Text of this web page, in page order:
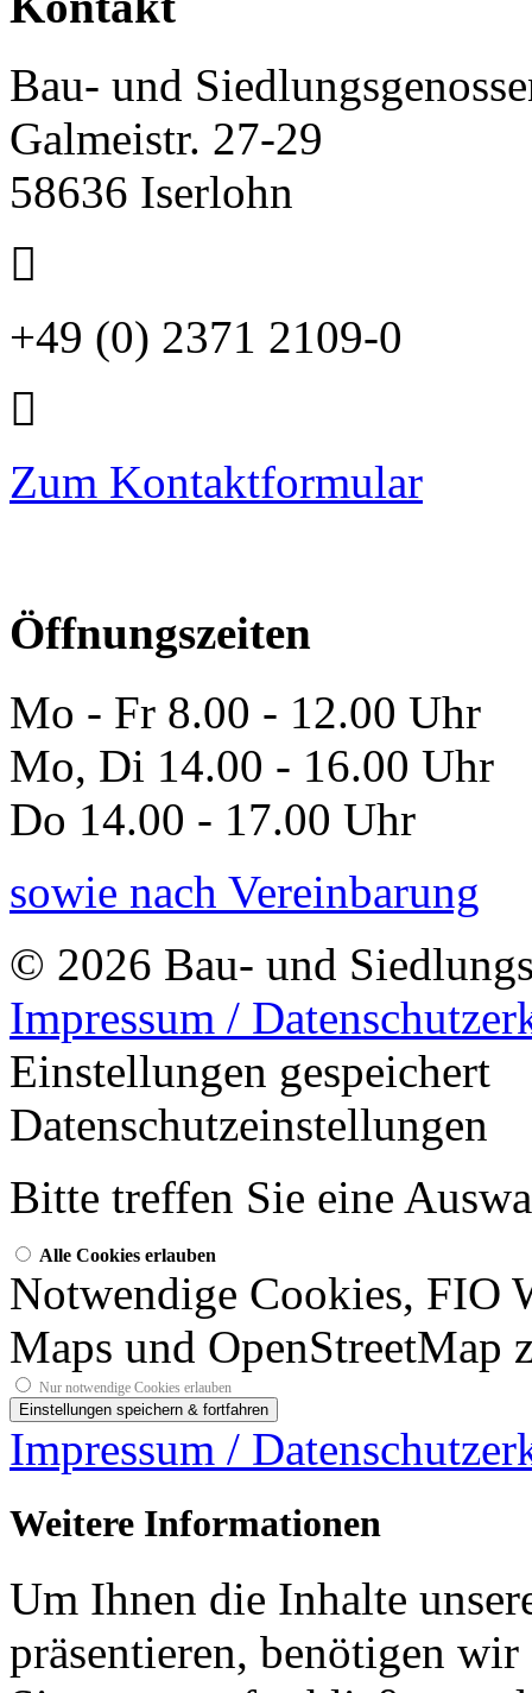
Bau- und
Galmeistr. 27-29
58636 Iserlohn
+49 (0) 2371 2109-0
Zum Kontaktformular
Öffnungszeiten
Mo - Fr 8.00 - 12.00 Uhr
Mo, Di 14.00 - 16.00 Uhr
Do 14.00 - 17.00 Uhr
sowie nach Vereinbarung
© 2026 Bau- und
Impressum /
Einstellungen gespeichert
Datenschutzeinstellungen
Bitte treffen Sie eine
Alle Cookies erlauben
Notwendige Cookies, FIO
Maps und OpenStreetMap
Nur notwendige Cookies erlauben
Impressum /
Weitere Informationen
Um Ihnen die Inhalte
präsentieren, benötigen